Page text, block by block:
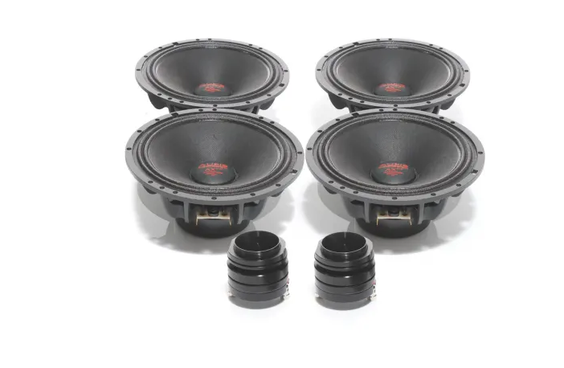
Deaf Bonce Machete 20mm2 OFC (Svart)